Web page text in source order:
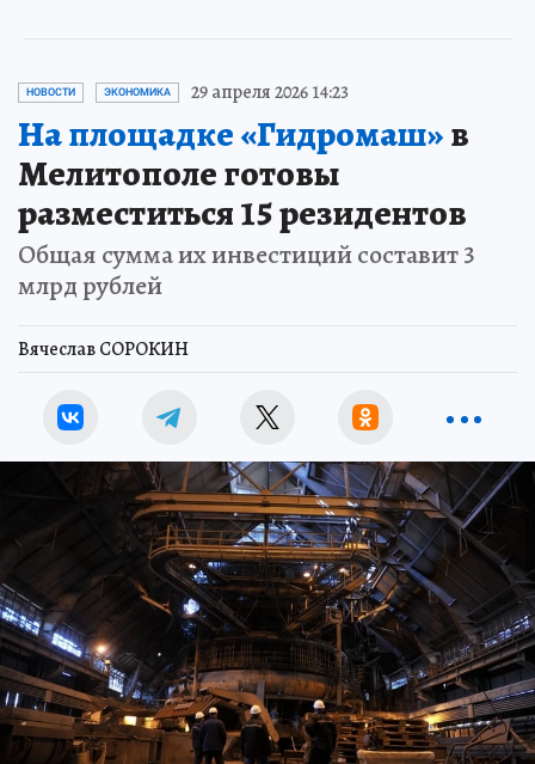
НОВОСТИ ЭКОНОМИКА 29 апреля 2026 14:23
На площадке «Гидромаш»в
Мелитополе готовы
разместиться 15 резидентов
Общая сумма их инвестиций составит 3
млрд рублей
Вячеслав СОРОКИН